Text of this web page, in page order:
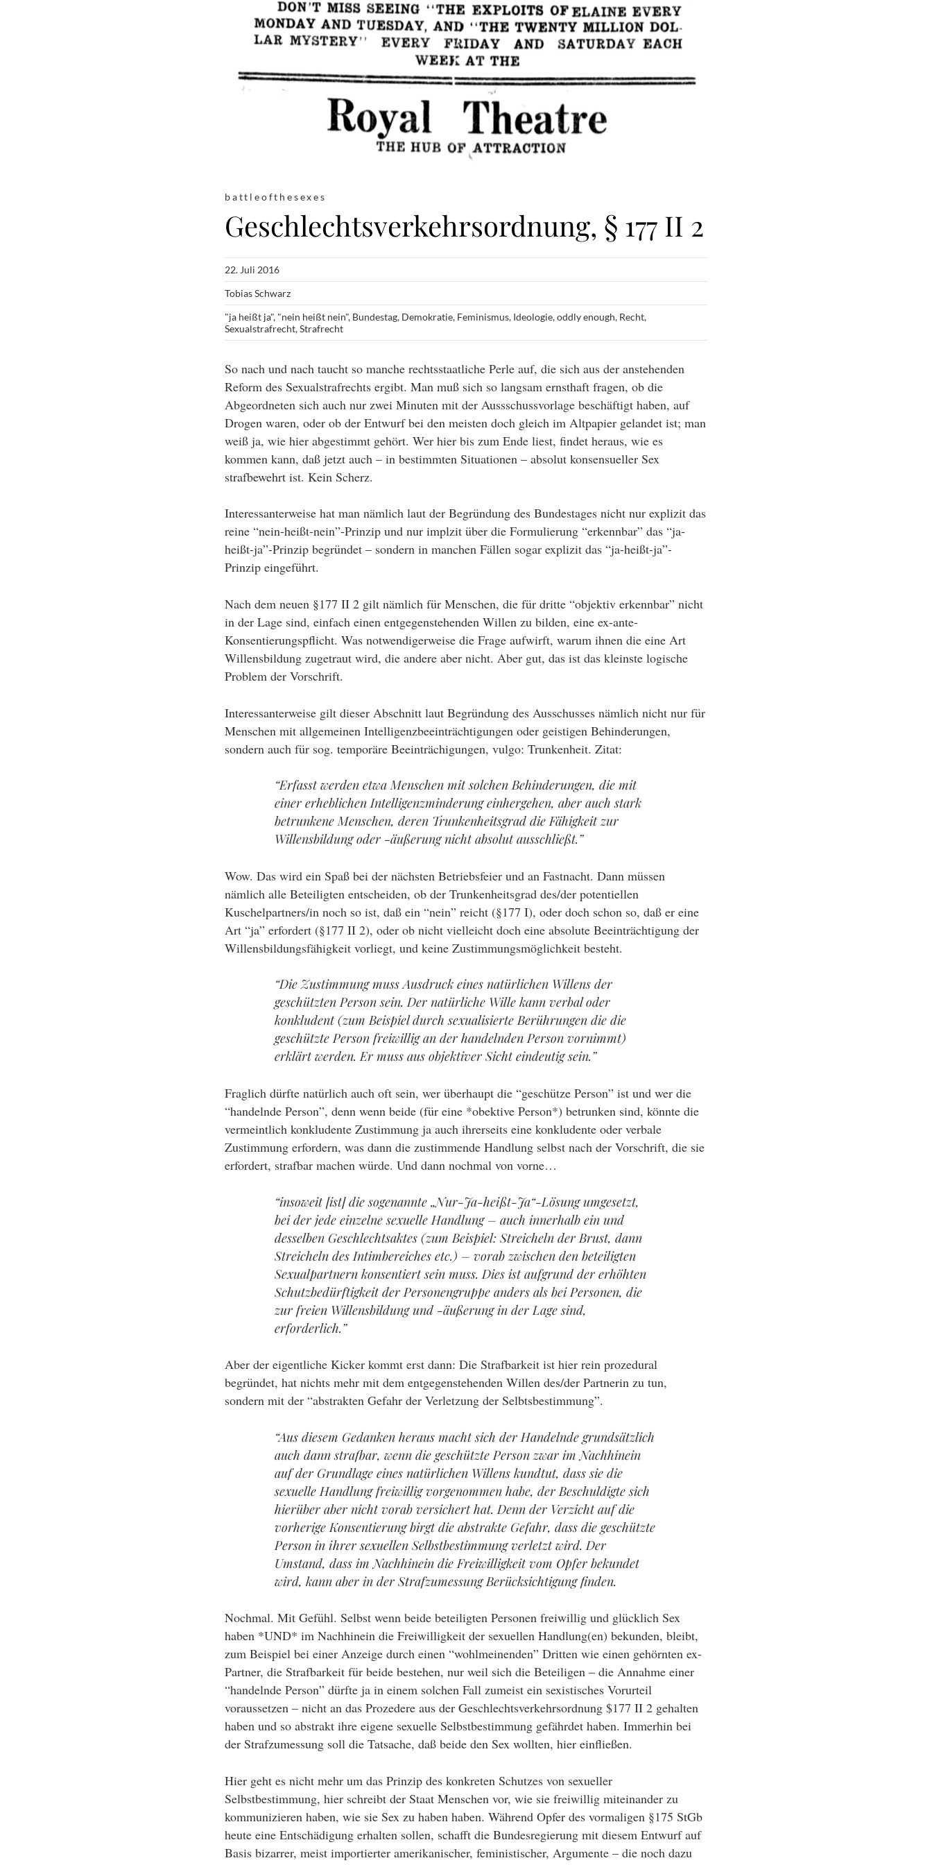
battleofthesexes
Geschlechtsverkehrsordnung, § 177 II 2
22. Juli 2016
Tobias Schwarz
"ja heißt ja", "nein heißt nein", Bundestag, Demokratie, Feminismus, Ideologie,oddly enough, Recht,
Sexualstrafrecht,Strafrecht
So nach und nach taucht so manche rechtsstaatliche Perle auf, die sich aus der anstehenden
Reform des Sexualstrafrechts ergibt. Man muß sich so langsam ernsthaft fragen, ob die
Abgeordneten sich auch nur zwei Minuten mit der Aussschussvorlage beschäftigt haben, auf
Drogen waren, oder ob der Entwurf bei den meisten doch gleich im Altpapier gelandet ist; man
weiß ja, wie hier abgestimmt gehört. Wer hier bis zum Ende liest, findet heraus, wie es
kommen kann, daß jetzt auch – in bestimmten Situationen – absolut konsensueller Sex
strafbewehrt ist. Kein Scherz.
Interessanterweise hat man nämlich laut der Begründung des Bundestages nicht nur explizit das
reine “nein-heißt-nein”-Prinzip und nur implzit über die Formulierung “erkennbar” das “ja-
heißt-ja”-Prinzip begründet – sondern in manchen Fällen sogar explizit das “ja-heißt-ja”-
Prinzip eingeführt.
Nach dem neuen §177 II 2 gilt nämlich für Menschen, die für dritte “objektiv erkennbar” nicht
in der Lage sind, einfach einen entgegenstehenden Willen zu bilden, eine ex-ante-
Konsentierungspflicht. Was notwendigerweise die Frage aufwirft, warum ihnen die eine Art
Willensbildung zugetraut wird, die andere aber nicht. Aber gut, das ist das kleinste logische
Problem der Vorschrift.
Interessanterweise gilt dieser Abschnitt laut Begründung des Ausschusses nämlich nicht nur für
Menschen mit allgemeinen Intelligenzbeeinträchtigungen oder geistigen Behinderungen,
sondern auch für sog. temporäre Beeinträchigungen, vulgo: Trunkenheit. Zitat:
“Erfasst werden etwa Menschen mit solchen Behinderungen, die mit
einer erheblichen Intelligenzminderung einhergehen, aber auch stark
betrunkene Menschen, deren Trunkenheitsgrad die Fähigkeit zur
Willensbildung oder -äußerung nicht absolut ausschließt.”
Wow. Das wird ein Spaß bei der nächsten Betriebsfeier und an Fastnacht. Dann müssen
nämlich alle Beteiligten entscheiden, ob der Trunkenheitsgrad des/der potentiellen
Kuschelpartners/in noch so ist, daß ein “nein” reicht (§177 I), oder doch schon so, daß er eine
Art “ja” erfordert (§177 II 2), oder ob nicht vielleicht doch eine absolute Beeinträchtigung der
Willensbildungsfähigkeit vorliegt, und keine Zustimmungsmöglichkeit besteht.
“Die Zustimmung muss Ausdruck eines natürlichen Willens der
geschützten Person sein. Der natürliche Wille kann verbal oder
konkludent (zum Beispiel durch sexualisierte Berührungen die die
geschützte Person freiwillig an der handelnden Person vornimmt)
erklärt werden. Er muss aus objektiver Sicht eindeutig sein.”
Fraglich dürfte natürlich auch oft sein, wer überhaupt die “geschütze Person” ist und wer die
“handelnde Person”, denn wenn beide (für eine *obektive Person*) betrunken sind, könnte die
vermeintlich konkludente Zustimmung ja auch ihrerseits eine konkludente oder verbale
Zustimmung erfordern, was dann die zustimmende Handlung selbst nach der Vorschrift, die sie
erfordert, strafbar machen würde. Und dann nochmal von vorne…
“insoweit [ist] die sogenannte „Nur-Ja-heißt-Ja“-Lösung umgesetzt,
bei der jede einzelne sexuelle Handlung – auch innerhalb ein und
desselben Geschlechtsaktes (zum Beispiel: Streicheln der Brust, dann
Streicheln des Intimbereiches etc.) – vorab zwischen den beteiligten
Sexualpartnern konsentiert sein muss. Dies ist aufgrund der erhöhten
Schutzbedürftigkeit der Personengruppe anders als bei Personen, die
zur freien Willensbildung und -äußerung in der Lage sind,
erforderlich.”
Aber der eigentliche Kicker kommt erst dann: Die Strafbarkeit ist hier rein prozedural
begründet, hat nichts mehr mit dem entgegenstehenden Willen des/der Partnerin zu tun,
sondern mit der “abstrakten Gefahr der Verletzung der Selbtsbestimmung”.
“Aus diesem Gedanken heraus macht sich der Handelnde grundsätzlich
auch dann strafbar, wenn die geschützte Person zwar im Nachhinein
auf der Grundlage eines natürlichen Willens kundtut, dass sie die
sexuelle Handlung freiwillig vorgenommen habe, der Beschuldigte sich
hierüber aber nicht vorab versichert hat. Denn der Verzicht auf die
vorherige Konsentierung birgt die abstrakte Gefahr, dass die geschützte
Person in ihrer sexuellen Selbstbestimmung verletzt wird. Der
Umstand, dass im Nachhinein die Freiwilligkeit vom Opfer bekundet
wird, kann aber in der Strafzumessung Berücksichtigung finden.
Nochmal. Mit Gefühl. Selbst wenn beide beteiligten Personen freiwillig und glücklich Sex
haben *UND* im Nachhinein die Freiwilligkeit der sexuellen Handlung(en) bekunden, bleibt,
zum Beispiel bei einer Anzeige durch einen “wohlmeinenden” Dritten wie einen gehörnten ex-
Partner, die Strafbarkeit für beide bestehen, nur weil sich die Beteiligen – die Annahme einer
“handelnde Person” dürfte ja in einem solchen Fall zumeist ein sexistisches Vorurteil
voraussetzen – nicht an das Prozedere aus der Geschlechtsverkehrsordnung $177 II 2 gehalten
haben und so abstrakt ihre eigene sexuelle Selbstbestimmung gefährdet haben. Immerhin bei
der Strafzumessung soll die Tatsache, daß beide den Sex wollten, hier einfließen.
Hier geht es nicht mehr um das Prinzip des konkreten Schutzes von sexueller
Selbstbestimmung, hier schreibt der Staat Menschen vor, wie sie freiwillig miteinander zu
kommunizieren haben, wie sie Sex zu haben haben. Während Opfer des vormaligen §175 StGb
heute eine Entschädigung erhalten sollen, schafft die Bundesregierung mit diesem Entwurf auf
Basis bizarrer, meist importierter amerikanischer, feministischer, Argumente – die noch dazu